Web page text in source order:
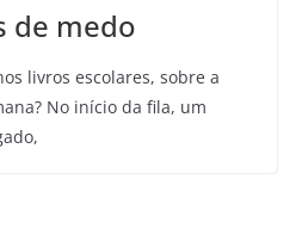
de medo
livros escolares, sobre a
No início da fila, um